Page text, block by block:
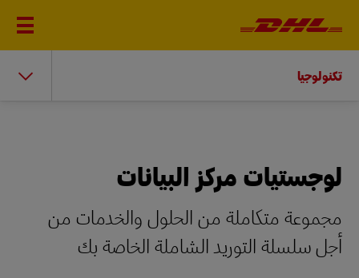
تكنولوجيا
لوجستيات مركز البيانات
مجموعة متكاملة من الحلول والخدمات من
أجل سلسلة التوريد الشاملة الخاصة بك